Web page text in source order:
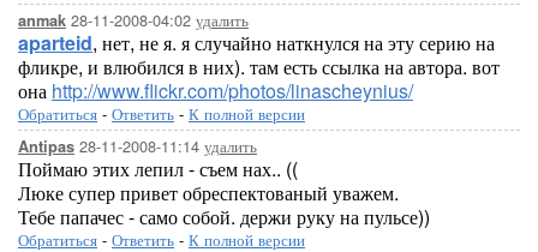
anmak 28-11-2008-04:02 удалить
aparteid, нет, не я. я случайно наткнулся на эту серию на
фликре, и влюбился в них). там есть ссылка на автора. вот
она http://www.flickr.com/photos/linascheynius/
Обратиться - Ответить - К полной версии
Antipas 28-11-2008-11:14 удалить
Поймаю этих лепил - съем нах.. ((
Люке супер привет обреспектованый уважем.
Тебе папачес - само собой. держи руку на пульсе))
Обратиться - Ответить - К полной версии